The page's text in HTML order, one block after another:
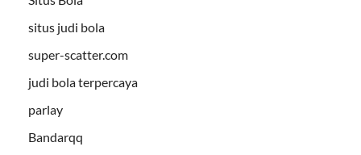
situs judi bola
super-scatter.com
judi bola terpercaya
parlay
Bandarqq